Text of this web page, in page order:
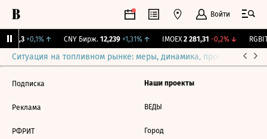
Войти
115,3 +0,1%↑ CNY Бирж. 12,239 +1,31%↑ IMOEX 2 281,31 -0,2%↓
Ситуация на топливном рынке: меры, динамика, прогнозы
Подписка
Реклама
РФРИТ
Наши проекты
ВЕДЫ
Город